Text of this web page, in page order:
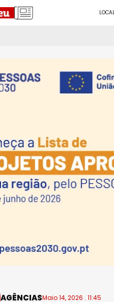
AGÊNCIASMaio 14, 2026 . 11:45